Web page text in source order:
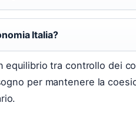
Italia?
equilibrio tra controllo dei
per mantenere la